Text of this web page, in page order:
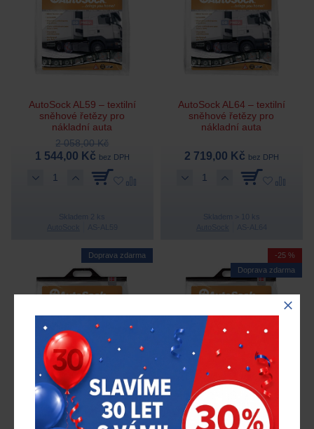
AutoSock AL59 – textilní
sněhové řetězy pro
nákladní auta
2 058,00 Kč
1 544,00 Kč bez DPH
Skladem 2 ks
AutoSock AL64 – textilní
sněhové řetězy pro
nákladní auta
2 719,00 Kč bez DPH
Skladem > 10 ks
Doprava zdarma
AutoSock AL69 – textilní
sněhové řetězy pro
nákladní auta
Doprava zdarma
-25 %
AutoSock AL71 – textilní
sněhové řetězy pro
nákladní auta